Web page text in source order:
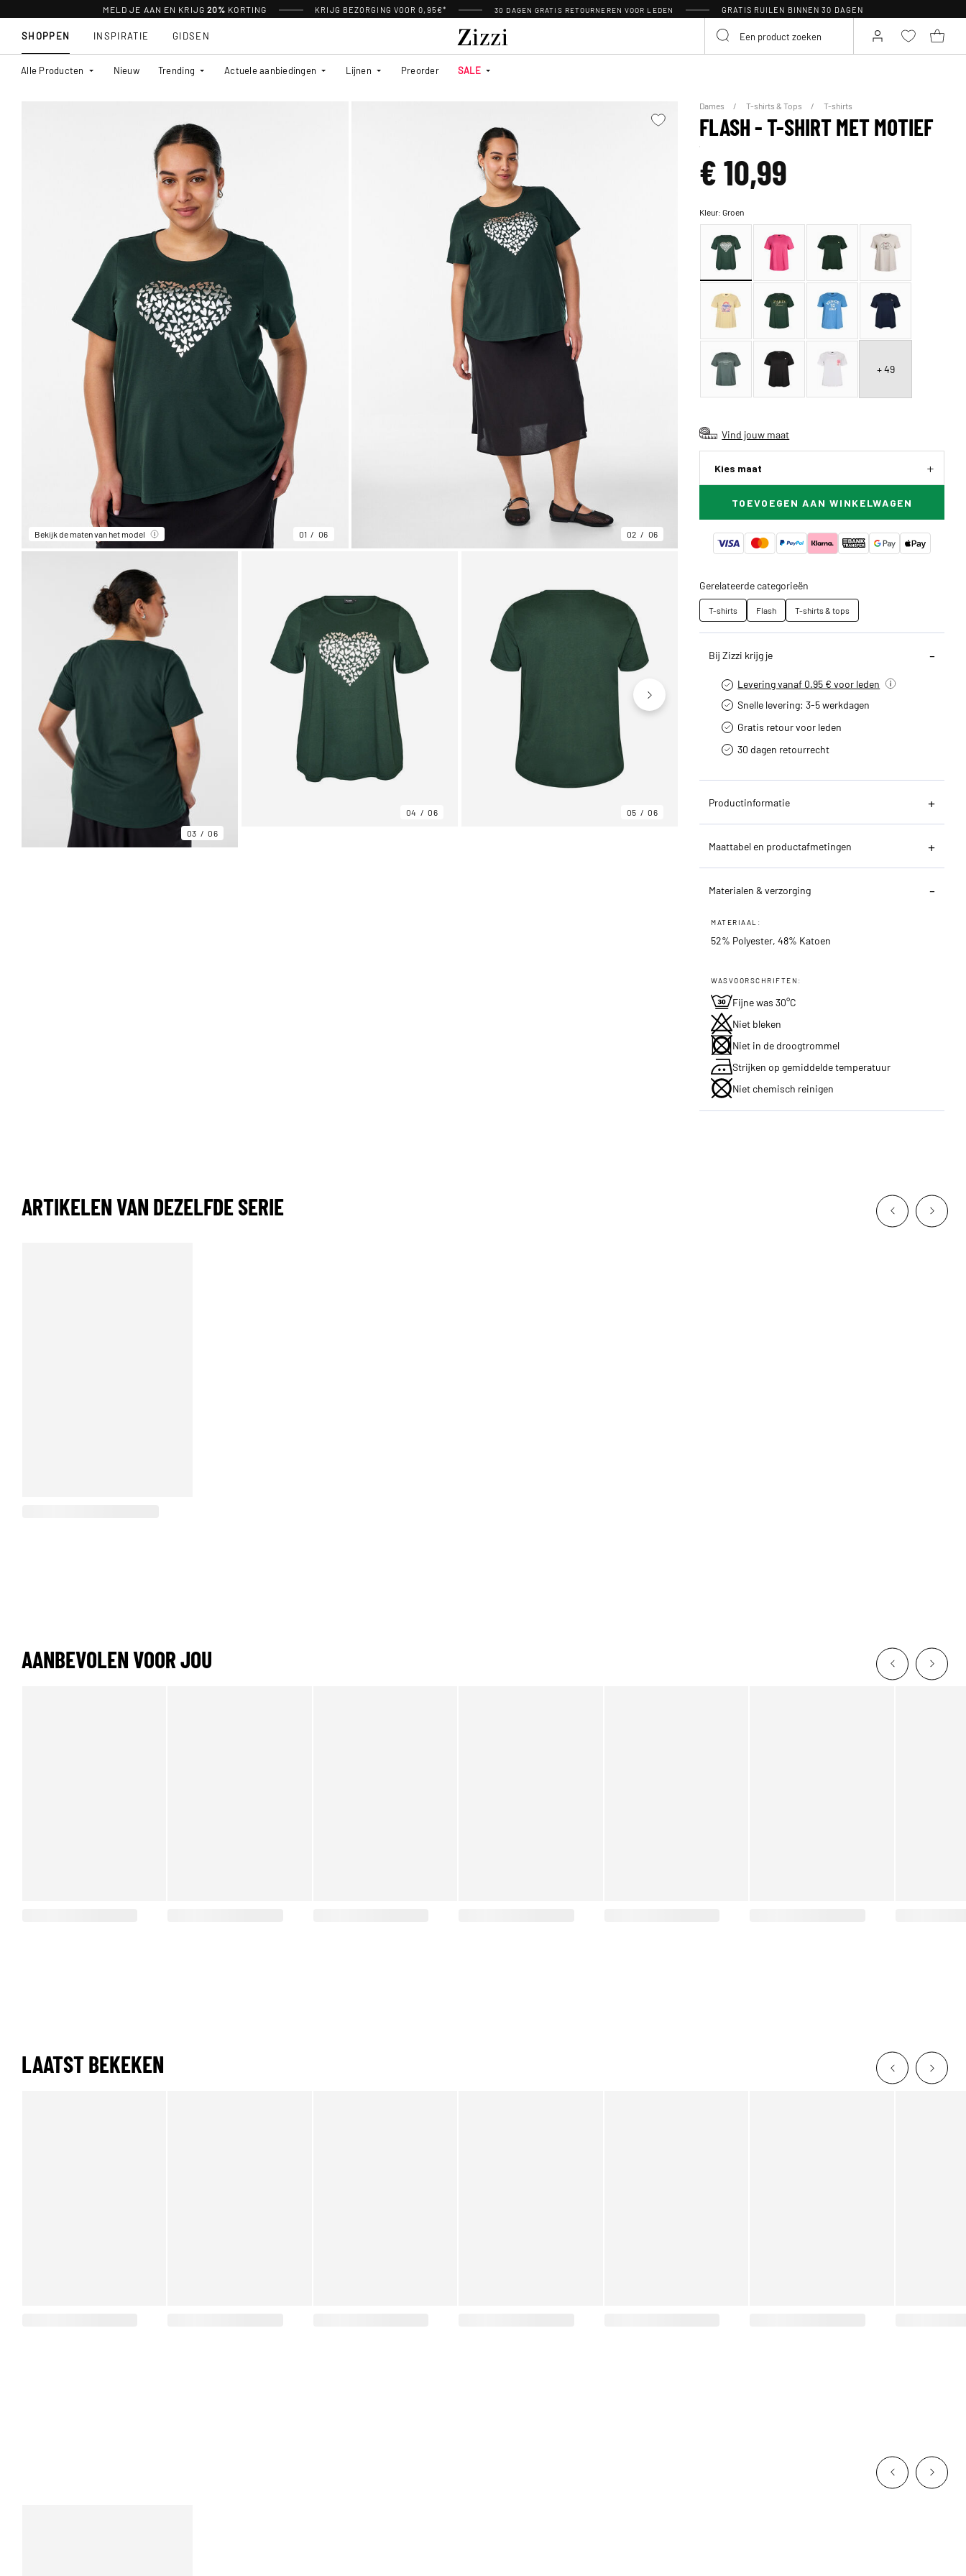
MELD JE AAN EN KRIJG 20% KORTING KRIJG BEZORGING VOOR 0,95€* 30 DAGEN GRATIS RETOURNEREN VOOR LEDEN GRATIS RUILEN BINNEN 30 DAGEN
SHOPPEN
Alle Producten Nieuw Trending Actuele aanbiedingen Lijnen Preorder SALE
INSPIRATIE GIDSEN
Bekijk de maten van het model 01 06 02 06
03 06
04 06 05 06
Dames T-shirts & Tops T-shirts
FLASH - T-SHIRT MET MOTIEF
€ 10,99
Kleur:Groen
+ 49
Vind jouw maat
Kies maat
TOEVOEGEN AAN WINKELWAGEN
Gerelateerde categorieën
T-shirts Flash T-shirts & tops
Bij Zizzi krijg je
Levering vanaf 0.95 € voor leden
Snelle levering: 3-5 werkdagen
Gratis retour voor leden
30 dagen retourrecht­
Productinformatie
Maattabel en productafmetingen
Materialen & verzorging
MATERIAAL:
52% Polyester, 48% Katoen
WASVOORSCHRIFTEN:
Fijne was 30°C
Niet bleken
Niet in de droogtrommel
Strijken op gemiddelde temperatuur
Niet chemisch reinigen
ARTIKELEN VAN DEZELFDE SERIE
AANBEVOLEN VOOR JOU
LAATST BEKEKEN